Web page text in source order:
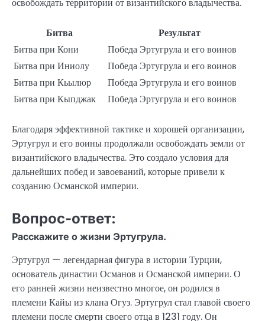
освобождать территории от византийского владычества.
Битва
Результат
Битва при Кони
Победа Эртугрула и его воинов
Битва при Иниолу
Победа Эртугрула и его воинов
Битва при Кьылюр
Победа Эртугрула и его воинов
Битва при Кыпджак
Победа Эртугрула и его воинов
Благодаря эффективной тактике и хорошей организации,
Эртугрул и его воины продолжали освобождать земли от
византийского владычества. Это создало условия для
дальнейших побед и завоеваний, которые привели к
созданию Османской империи.
Вопрос-ответ:
Расскажите о жизни Эртугрула.
Эртугрул — легендарная фигура в истории Турции,
основатель династии Османов и Османской империи. О
его ранней жизни неизвестно многое, он родился в
племени Кайы из клана Огуз. Эртугрул стал главой своего
племени после смерти своего отца в 1231 году. Он